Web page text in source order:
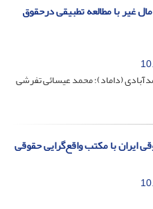
با مطالعه تطبیقی درحقوق
(داماد)؛ محمد عیسائی تفرشی
ایران با مکتب واقع‌گرایی حقوقی